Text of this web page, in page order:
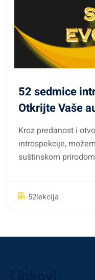
52 sedmice
Otkrijte Vaše
Kroz predanost i
introspekcije,
suštinskom
52lekcija